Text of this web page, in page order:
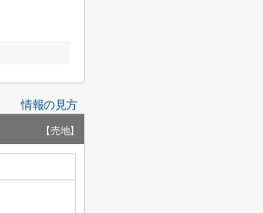
情報の見方
【売地】